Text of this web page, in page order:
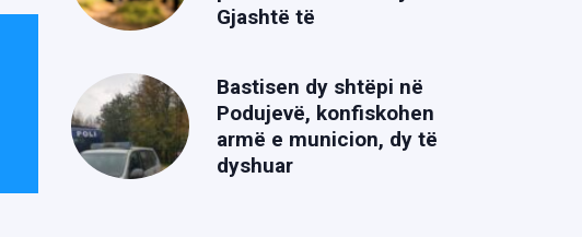
Gjashtë të
Bastisen dy shtëpi në
Podujevë, konfiskohen
armë e municion, dy të
dyshuar